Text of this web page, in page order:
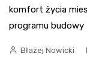
komfort życia
programu budowy
Błażej Nowicki